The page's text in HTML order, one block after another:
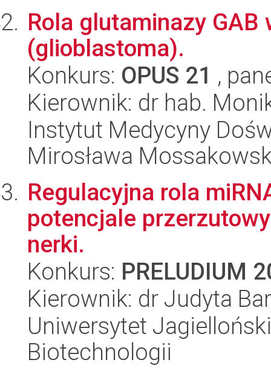
Rola glutaminazy
(glioblastoma).
Konkurs: OPUS 21 ,
Kierownik: dr hab.
Instytut Medycyny
Mirosława
Regulacyjna rola
potencjale
nerki.
Konkurs: PRELUDIUM
Kierownik: dr Judyta
Uniwersytet
Biotechnologii